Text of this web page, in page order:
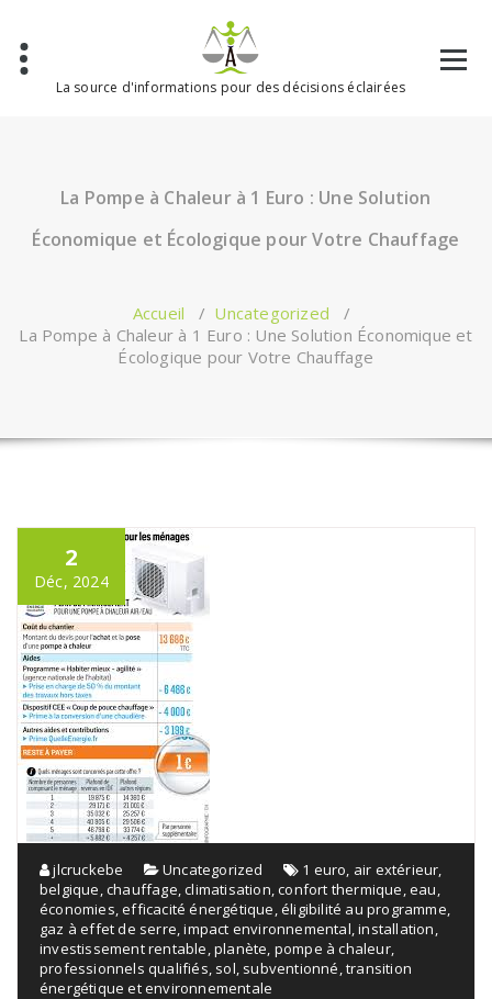
contenu
La source d'informations pour des décisions éclairées
La Pompe à Chaleur à 1 Euro : Une Solution
Économique et Écologique pour Votre Chauffage
Accueil / Uncategorized /
La Pompe à Chaleur à 1 Euro : Une Solution Économique et
Écologique pour Votre Chauffage
2
Déc, 2024
jlcruckebe Uncategorized 1 euro air extérieur
belgique ,chauffage ,climatisation ,confort thermique ,eau
économies ,efficacité énergétique ,éligibilité au programme
gaz à effet de serre ,impact environnemental ,installation
investissement rentable ,planète pompe à chaleur,
professionnels qualifiés sol subventionné ,transition
énergétique et environnementale